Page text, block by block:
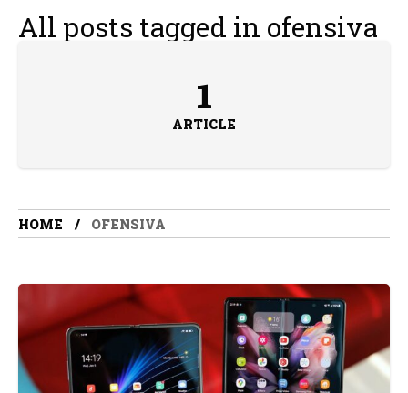
All posts tagged in ofensiva
1
ARTICLE
HOME OFENSIVA